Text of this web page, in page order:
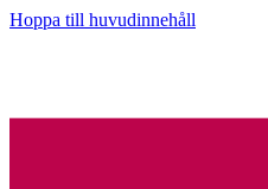
Hoppa till huvudinnehåll